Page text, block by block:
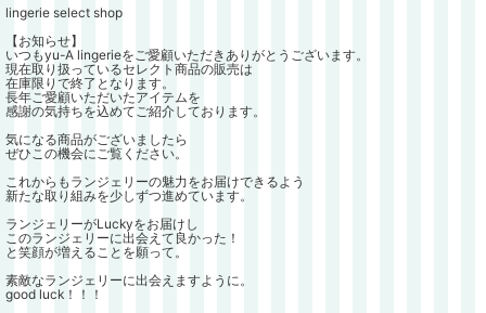
lingerie select shop
【お知らせ】
いつもyu-A lingerieをご愛顧いただきありがとうございます。
現在取り扱っているセレクト商品の販売は
在庫限りで終了となります。
長年ご愛顧いただいたアイテムを
感謝の気持ちを込めてご紹介しております。
気になる商品がございましたら
ぜひこの機会にご覧ください。
これからもランジェリーの魅力をお届けできるよう
新たな取り組みを少しずつ進めています。
ランジェリーがLuckyをお届けし
このランジェリーに出会えて良かった！
と笑顔が増えることを願って。
素敵なランジェリーに出会えますように。
good luck！！！